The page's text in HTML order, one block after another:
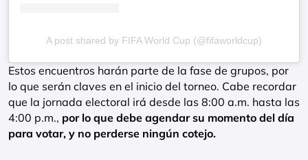
A post shared by FIFA World Cup (@fifaworldcup)
Estos encuentros harán parte de la fase de grupos, por
lo que serán claves en el inicio del torneo. Cabe recordar
que la jornada electoral irá desde las 8:00 a.m. hasta las
4:00 p.m., por lo que debe agendar su momento del día
para votar, y no perderse ningún cotejo.